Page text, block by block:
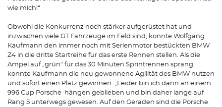
wie mich!“
Obwohl die Konkurrenz noch stärker aufgerüstet hat und
inzwischen viele GT Fahrzeuge im Feld sind, konnte Wolfgang
Kaufmann den immer noch mit Serienmotor bestückten BMW
Z4 in die dritte Startreihe für das erste Rennen stellen. Als die
Ampel auf „grün“ für das 30 Minuten Sprintrennen sprang,
konnte Kaufmann die neu gewonnene Agilität des BMW nutzen
und sofort einen Platz gewinnen. „Leider bin ich dann an einem
996 Cup Porsche hängen geblieben und bin daher lange auf
Rang 5 unterwegs gewesen. Auf den Geraden sind die Porsche